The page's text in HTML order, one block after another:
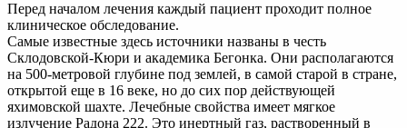
Перед началом лечения каждый пациент проходит полное
клиническое обследование.
Самые известные здесь источники названы в честь
Склодовской-Кюри и академика Бегонка. Они располагаются
на 500-метровой глубине под землей, в самой старой в стране,
открытой еще в 16 веке, но до сих пор действующей
яхимовской шахте. Лечебные свойства имеет мягкое
излучение Радона 222. Это инертный газ, растворенный в